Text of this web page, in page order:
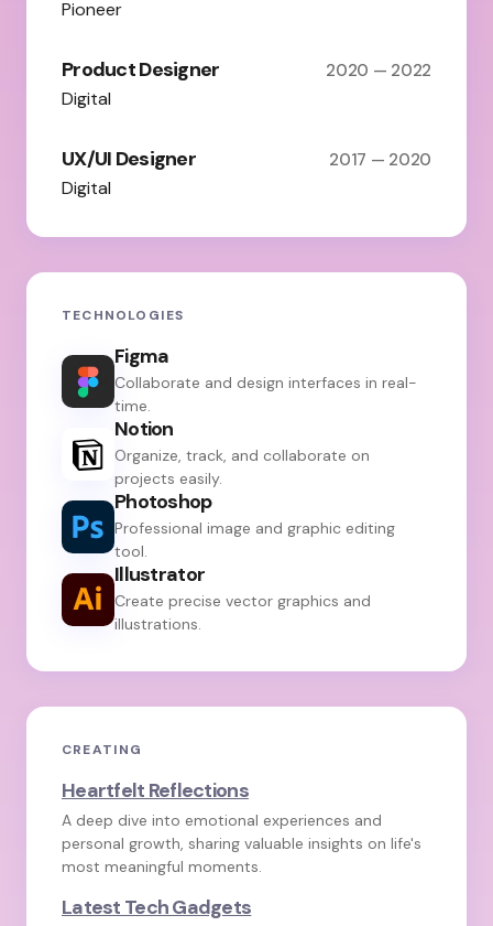
Pioneer
Product Designer 2020 — 2022
Digital
UX/UI Designer 2017 — 2020
Digital
TECHNOLOGIES
Figma
Collaborate and design interfaces in real-
time.
Notion
Organize, track, and collaborate on
projects easily.
Photoshop
Professional image and graphic editing
tool.
Illustrator
Create precise vector graphics and
illustrations.
CREATING
Heartfelt Reflections
A deep dive into emotional experiences and
personal growth, sharing valuable insights on life's
most meaningful moments.
Latest Tech Gadgets